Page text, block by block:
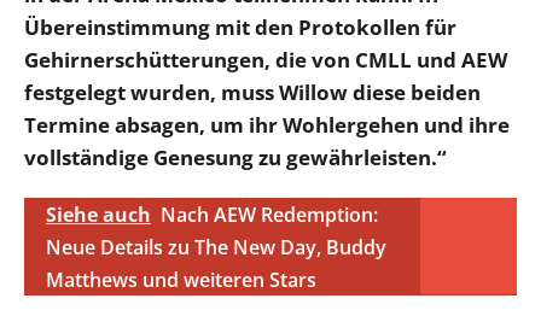
Übereinstimmung mit den Protokollen für
Gehirnerschütterungen, die von CMLL und AEW
festgelegt wurden, muss Willow diese beiden
Termine absagen, um ihr Wohlergehen und ihre
vollständige Genesung zu gewährleisten.“
Siehe auch Nach AEW Redemption:
Neue Details zu The New Day, Buddy
Matthews und weiteren Stars